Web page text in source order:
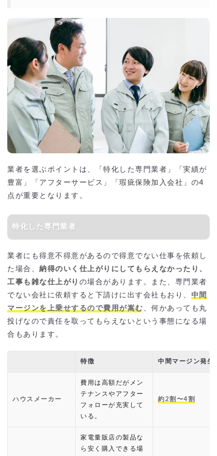
業者を選ぶポイントは、「特化した専門業者」「実績が
豊富」「アフターサービス」「瑕疵保険加入会社」の4
点が重要となります。
特化した専門業者
業者にも得意不得意があるので得意でない仕事を依頼し
た場合、 納得のいく仕上がりにしてもらえなかったり、
工事も雑な仕上がり の場合があります。また、専門業者
でない会社に依頼すると下請けに出す会社もおり、 中間
マージンを上乗せするので費用が嵩む 、何かあっても丸
投げなので責任を取ってもらえないという事態になる場
合もあります。
特徴 中間マージン発生
ハウスメーカー
費用は高額だがメン
テナンスやアフター
フォローが充実して
いる。
約2割〜4割
家電量販店の製品な
ら安く購入できる場